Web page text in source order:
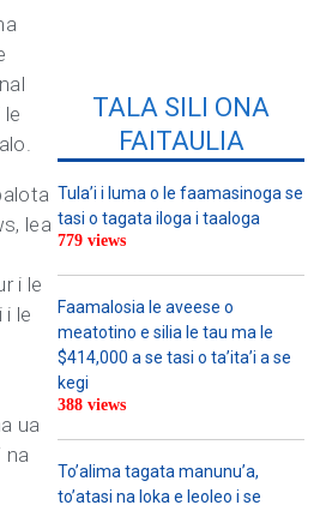
lea
i le
le
ua
na
TALA SILI ONA
FAITAULIA
Tula’i i luma o le faamasinoga se
tasi o tagata iloga i taaloga
779 views
Faamalosia le aveese o
meatotino e silia le tau ma le
$414,000 a se tasi o ta’ita’i a se
kegi
388 views
To’alima tagata manunu’a,
to’atasi na loka e leoleo i se